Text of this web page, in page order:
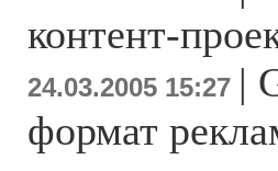
контент-
24.03.2005 15:27 |
формат